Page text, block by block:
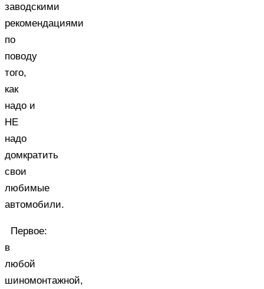
заводскими
рекомендациями
по
поводу
того,
как
надо и
НЕ
надо
домкратить
свои
любимые
автомобили.
Первое:
в
любой
шиномонтажной,